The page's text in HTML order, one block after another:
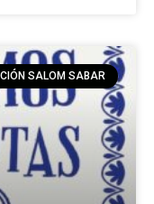
SALOM SABAR